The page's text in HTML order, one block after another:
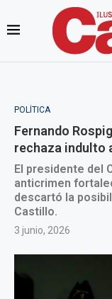
POLÍTICA
Fernando
rechaza indulto
El presidente del
anticrimen
descartó la
Castillo.
3 junio, 2026